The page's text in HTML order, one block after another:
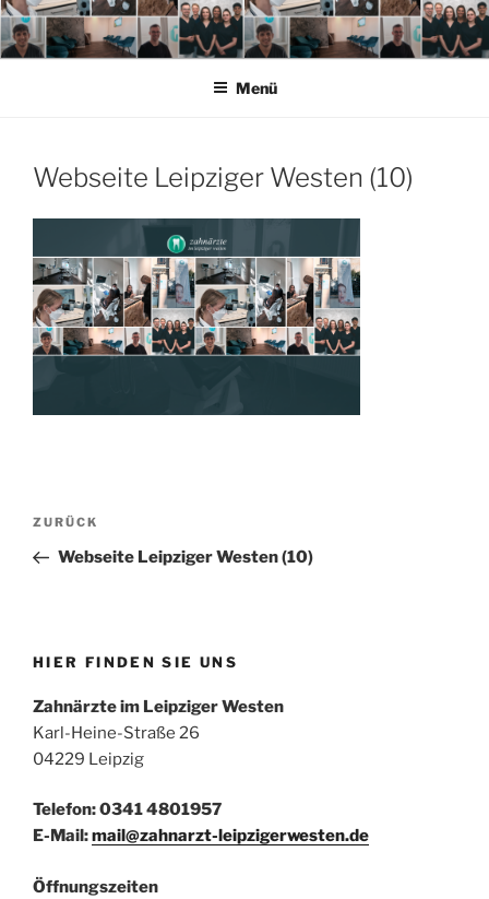
Zum
Inhalt
springen
Menü
Webseite Leipziger Westen (10)
Beitragsnavigation
Vorheriger
Beitrag
ZURÜCK
Webseite Leipziger Westen (10)
HIER FINDEN SIE UNS
Zahnärzte im Leipziger Westen
Karl-Heine-Straße 26
04229 Leipzig
Telefon: 0341 4801957
E-Mail:mail@zahnarzt-leipzigerwesten.de
Öffnungszeiten